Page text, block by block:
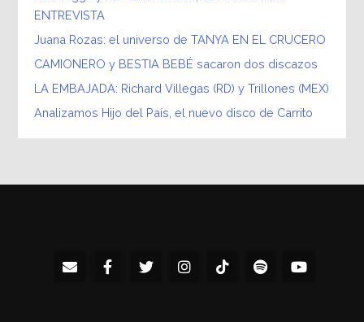
ENTREVISTA
Juana Rozas: el universo de TANYA EN EL CRUCERO
CAMIONERO y BESTIA BEBÉ sacaron dos discazos
LA EMBAJADA: Richard Villegas (RD) y Trillones (MEX)
Analizamos Hijo del País, el nuevo disco de Carrito